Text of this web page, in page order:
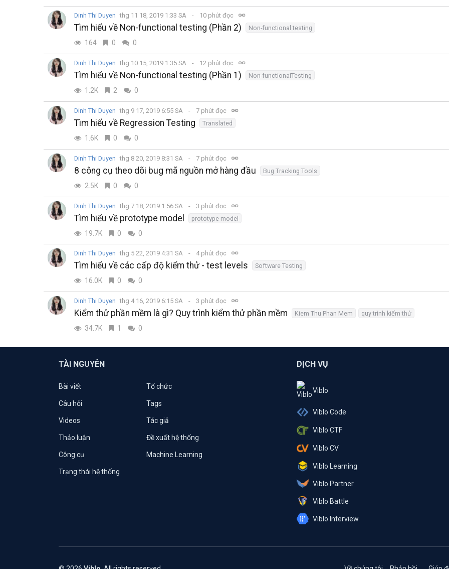
Dinh Thi Duyen thg 11 18, 2019 1:33 SA 10 phút đọc
Tìm hiểu về Non-functional testing (Phần 2) Non-functional testing
164 0 0
Dinh Thi Duyen thg 10 15, 2019 1:35 SA 12 phút đọc
Tìm hiểu về Non-functional testing (Phần 1) Non-functionalTesting
1.2K 2 0
Dinh Thi Duyen thg 9 17, 2019 6:55 SA 7 phút đọc
Tìm hiểu về Regression Testing Translated
1.6K 0 0
Dinh Thi Duyen thg 8 20, 2019 8:31 SA 7 phút đọc
8 công cụ theo dõi bug mã nguồn mở hàng đầu Bug Tracking Tools
2.5K 0 0
Dinh Thi Duyen thg 7 18, 2019 1:56 SA 3 phút đọc
Tìm hiểu về prototype model prototype model
19.7K 0 0
Dinh Thi Duyen thg 5 22, 2019 4:31 SA 4 phút đọc
Tìm hiểu về các cấp độ kiểm thử - test levels Software Testing
16.0K 0 0
Dinh Thi Duyen thg 4 16, 2019 6:15 SA 3 phút đọc
Kiểm thử phần mềm là gì? Quy trình kiểm thử phần mềm Kiem Thu Phan Mem quy trình kiểm thử
34.7K 1 0
TÀI NGUYÊN
Bài viết Tổ chức
Câu hỏi Tags
Videos Tác giả
Thảo luận Đề xuất hệ thống
Công cụ Machine Learning
Trạng thái hệ thống
DỊCH VỤ
Viblo
Viblo Code
Viblo CTF
Viblo CV
Viblo Learning
Viblo Partner
Viblo Battle
Viblo Interview